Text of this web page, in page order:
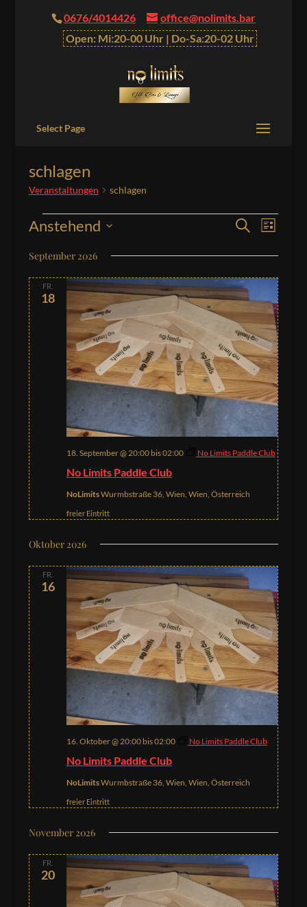
0676/4014426
office@nolimits.bar
Open: Mi:20-00 Uhr | Do-Sa:20-02 Uhr
Select Page
schlagen
Veranstaltungen schlagen
Veranstaltungen
und
Ansichten,
Navigation
Suche
Liste
Anstehend
wählen.
September 2026
FR.
18
No Limits Paddle Club
18. September @ 20:00bis02:00 No Limits Paddle Club
NoLimitsWurmbstraße 36, Wien, Wien, Österreich
freier Eintritt
Oktober 2026
FR.
16
No Limits Paddle Club
16. Oktober @ 20:00bis02:00 No Limits Paddle Club
NoLimitsWurmbstraße 36, Wien, Wien, Österreich
freier Eintritt
November 2026
FR.
20